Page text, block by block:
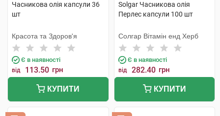
Часникова олія капсули 36
шт
Красота та Здоров'я
Є в наявності
від 113.50 грн
КУПИТИ
Solgar Часникова олія
Перлес капсули 100 шт
Солгар Вітамін енд Херб
Є в наявності
від 282.40 грн
КУПИТИ